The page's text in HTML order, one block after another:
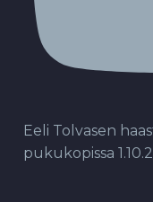
Eeli Tolvasen
pukukopissa